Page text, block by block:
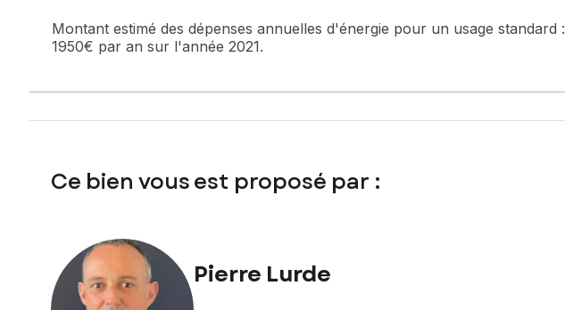
Montant estimé des dépenses annuelles d'énergie pour un usage standard :
1950€ par an sur l'année 2021.
Ce bien vous est proposé par :
Pierre Lurde